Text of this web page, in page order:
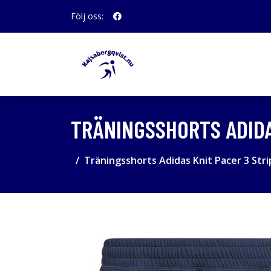
Följ oss:
TRÄNINGSSHORTS
Träningsshorts Adidas Knit Pacer 3